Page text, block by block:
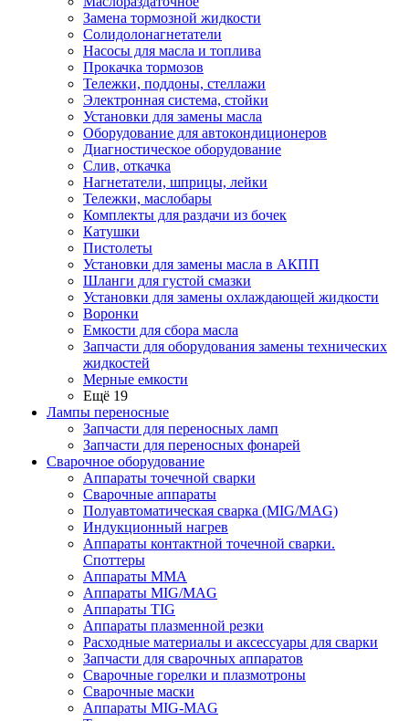
Замена тормозной жидкости
Солидолонагнетатели
Насосы для масла и топлива
Прокачка тормозов
Тележки, поддоны, стеллажи
Электронная система, стойки
Установки для замены масла
Оборудование для автокондиционеров
Диагностическое оборудование
Слив, откачка
Нагнетатели, шприцы, лейки
Тележки, маслобары
Комплекты для раздачи из бочек
Катушки
Пистолеты
Установки для замены масла в АКПП
Шланги для густой смазки
Установки для замены охлаждающей жидкости
Воронки
Емкости для сбора масла
Запчасти для оборудования замены технических
жидкостей
Мерные емкости
Ещё 19
Лампы переносные
Запчасти для переносных ламп
Запчасти для переносных фонарей
Сварочное оборудование
Аппараты точечной сварки
Сварочные аппараты
Полуавтоматическая сварка (MIG/MAG)
Индукционный нагрев
Аппараты контактной точечной сварки.
Споттеры
Аппараты MMA
Аппараты MIG/MAG
Аппараты TIG
Аппараты плазменной резки
Расходные материалы и аксессуары для сварки
Запчасти для сварочных аппаратов
Сварочные горелки и плазмотроны
Сварочные маски
Аппараты MIG-MAG